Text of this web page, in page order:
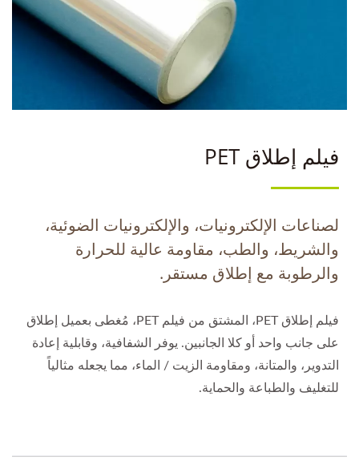
فيلم إطلاق PET
لصناعات الإلكترونيات، والإلكترونيات الضوئية،
والشريط، والطب، مقاومة عالية للحرارة
والرطوبة مع إطلاق مستقر.
فيلم إطلاق PET، المشتق من فيلم PET، مُغطى بعميل إطلاق
على جانب واحد أو كلا الجانبين. يوفر الشفافية، وقابلية إعادة
التدوير، والمتانة، ومقاومة الزيت / الماء، مما يجعله مثالياً
للتغليف والطباعة والحماية.